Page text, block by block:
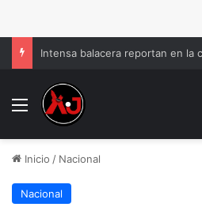
Menu
Inicio / Nacional
Nacional